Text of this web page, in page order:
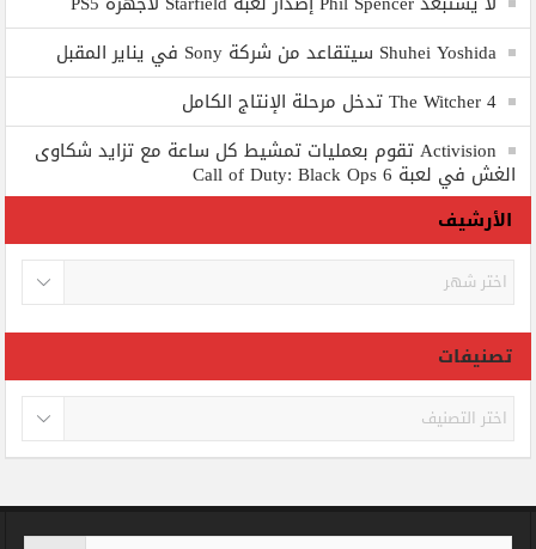
Shuhei Yoshida سيتقاعد من شركة Sony في يناير المقبل
The Witcher 4 تدخل مرحلة الإنتاج الكامل
Activision تقوم بعمليات تمشيط كل ساعة مع تزايد شكاوى
الغش في لعبة Call of Duty: Black Ops 6
الأرشيف
الأرشيف
تصنيفات
تصنيفات